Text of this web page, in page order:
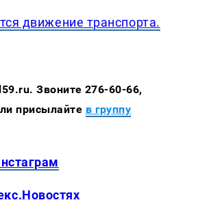
движение транспорта.
Звоните 276-60-66,
присылайте в группу